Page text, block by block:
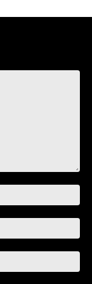
:*
:*
: